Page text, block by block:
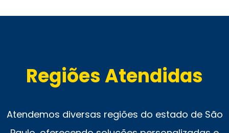
Regiões Atendidas
Atendemos diversas regiões do estado de São